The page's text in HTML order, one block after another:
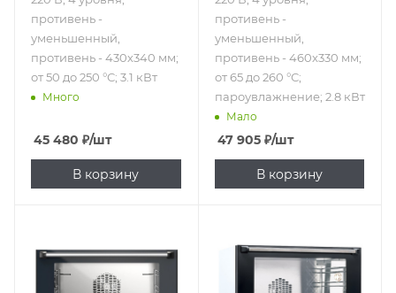
противень -
уменьшенный,
противень - 430х340 мм;
от 50 до 250 °С; 3.1 кВт
Много
45 480 ₽/шт
В корзину
противень -
уменьшенный,
противень - 460x330 мм;
от 65 до 260 °С;
пароувлажнение; 2.8 кВт
Мало
47 905₽/шт
В корзину
220 В; 3 уровня;
противень -
уменьшенный; от
220 В; 4 уровня;
противень -
уменьшенный,